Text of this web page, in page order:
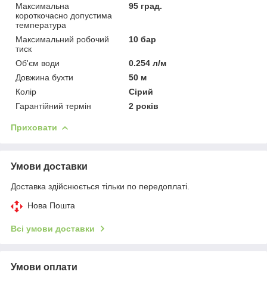
Максимальна
короткочасно допустима
температура
95 град.
Максимальний робочий
тиск
10 бар
Об'єм води
0.254 л/м
Довжина бухти
50 м
Колір
Сірий
Гарантійний термін
2 років
Приховати
Умови доставки
Доставка здійснюється тільки по передоплаті.
Нова Пошта
Всі умови доставки
Умови оплати